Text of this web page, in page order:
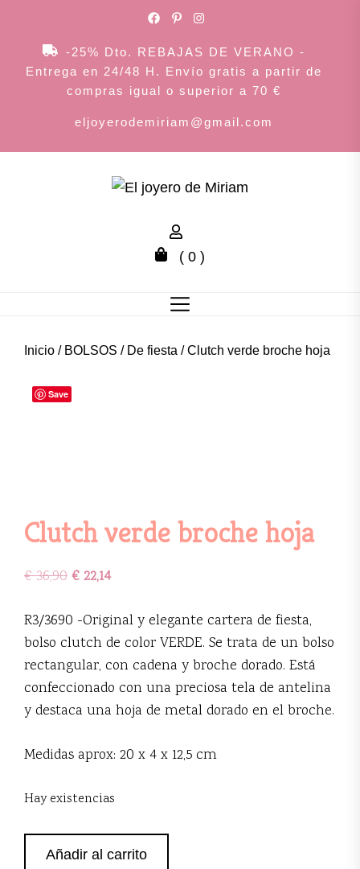
content
-25% Dto. REBAJAS DE VERANO -
Entrega en 24/48 H. Envío gratis a partir de
compras igual o superior a 70 €
eljoyerodemiriam@gmail.com
joyero
de
( 0 )
Inicio / BOLSOS / De fiesta / Clutch verde broche hoja
Save
Clutch verde broche hoja
€36,90€22,14
R3/3690 -Original y elegante cartera de fiesta,
bolso clutch de color VERDE. Se trata de un bolso
rectangular, con cadena y broche dorado. Está
confeccionado con una preciosa tela de antelina
y destaca una hoja de metal dorado en el broche.
Medidas aprox: 20 x 4 x 12,5 cm
Hay existencias
verdeAñadir al carrito